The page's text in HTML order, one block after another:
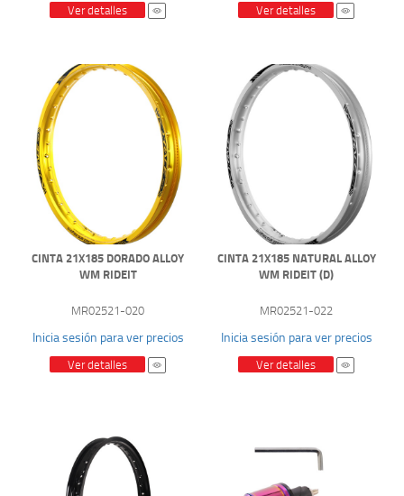
Ver detalles Ver detalles
CINTA 21X185 DORADO ALLOY
WM RIDEIT
MR02521-020
Inicia sesión para ver precios
Ver detalles
CINTA 21X185 NATURAL ALLOY
WM RIDEIT (D)
MR02521-022
Inicia sesión para ver precios
Ver detalles